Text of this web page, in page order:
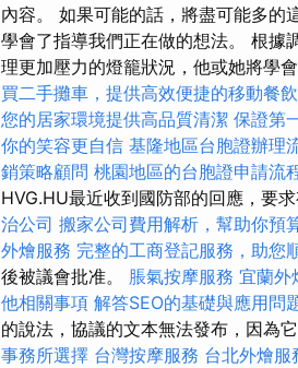
內容。 如果可能的話，將盡可能多的
學會了指導我們正在做的想法。 根據
理更加壓力的燈籠狀況，他或她將學
買二手攤車，提供高效便捷的移動餐
您的居家環境提供高品質清潔 保證第
你的笑容更自信 基隆地區台胞證辦理
銷策略顧問 桃園地區的台胞證申請流
HVG.HU最近收到國防部的回應，要
治公司 搬家公司費用解析，幫助你預
外燴服務 完整的工商登記服務，助您
後被議會批准。 脹氣按摩服務 宜蘭外
他相關事項 解答SEO的基礎與應用問
的說法，協議的文本無法發布，因為
事務所選擇 台灣按摩服務 台北外燴服